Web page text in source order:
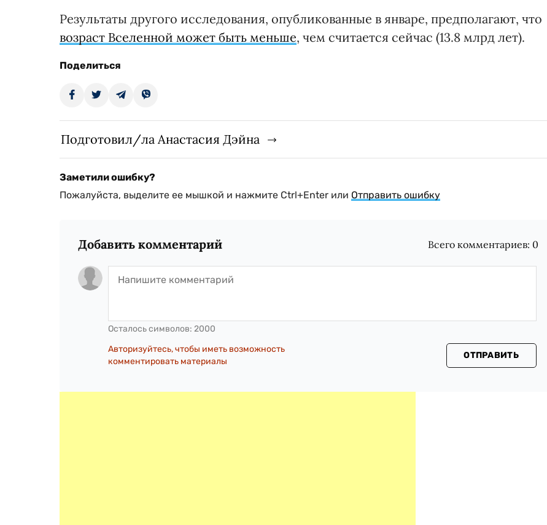
Результаты другого исследования, опубликованные в январе, предполагают, что
возраст Вселенной может быть меньше, чем считается сейчас (13.8 млрд лет).
Поделиться
Подготовил/ла Анастасия Дэйна
Заметили ошибку?
Пожалуйста, выделите ее мышкой и нажмите Ctrl+Enter или Отправить ошибку
Добавить комментарий Всего комментариев: 0
Осталось символов: 2000
Авторизуйтесь, чтобы иметь возможность
комментировать материалы
ОТПРАВИТЬ